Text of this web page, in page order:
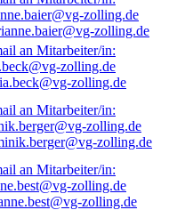
zolling.de
zolling.de
zolling.de
zolling.de